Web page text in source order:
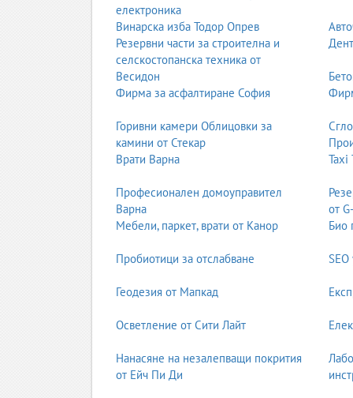
Подходяща за:булки, които искат
Предимства:подчертава талията,
Стил:приказен, романтичен, класически.
2.3. Русалка (Mermaid)
Русалката е силует, който приляга плътно по
Подходяща за:булки с желание да
Предимства:много ефектна и елегантна
Особености:
изисква комфорт при
2.4. Империя (Empire Waist)
Този силует има висока талия, разположена
Предимства:много удобна, прикрива
2.5. Прав силует (Sheath)
Правият силует следва линията на тялото
Подходяща за:високи и стройни булки.
Предимства:
изчистена, елегантна,
електроника
Винарска изба Тодор Опрев
Резервни части за строителна и
селскостопанска техника от
Весидон
Фирма за асфалтиране София
Горивни камери Облицовки за
камини от Стекар
Врати Варна
Taxi
Професионален домоуправител
Варна
от
Мебели, паркет, врати от Канор
Био
Пробиотици за отслабване
Геодезия от Мапкад
Осветление от Сити Лайт
Нанасяне на незалепващи покрития
от Ейч Пи Ди